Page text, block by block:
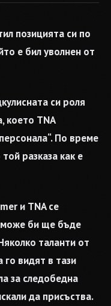
позицията си по
е бил уволнен от
си роля
което TNA
По време
разказа как е
и TNA се
може би ще бъде
таланти от
го видят в тази
за следобедна
да присъства.